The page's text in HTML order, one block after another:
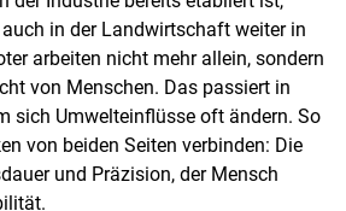
in der Landwirtschaft weiter in
arbeiten nicht mehr allein, sondern
von Menschen. Das passiert in
sich Umwelteinflüsse oft ändern. So
von beiden Seiten verbinden: Die
und Präzision, der Mensch